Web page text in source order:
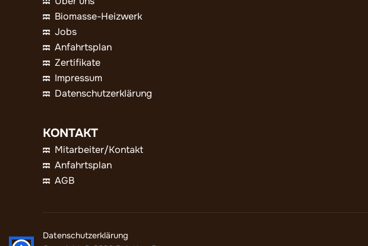
Biomasse-Heizwerk
Jobs
Anfahrtsplan
Zertifikate
Impressum
Datenschutzerklärung
KONTAKT
Mitarbeiter/Kontakt
Anfahrtsplan
AGB
Datenschutzerklärung